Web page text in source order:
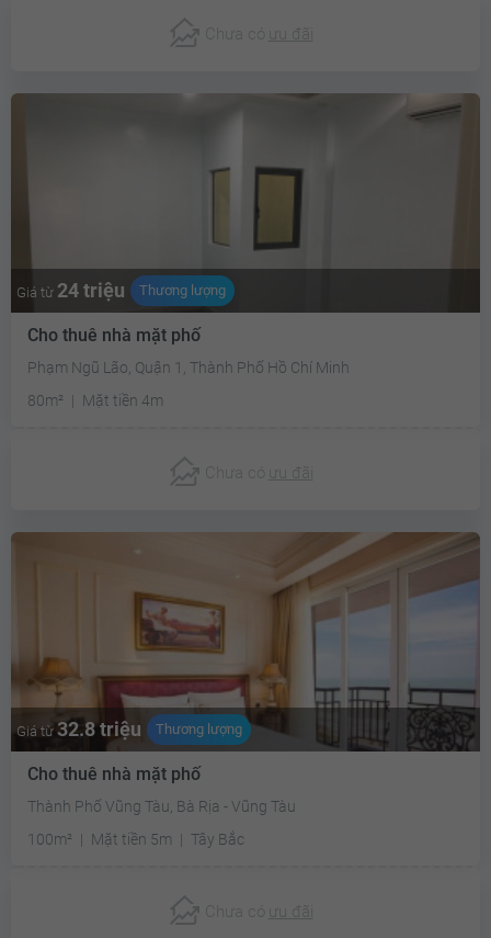
Chưa có ưu đãi
Giá từ 24 triệu Thương lượng
Cho thuê nhà mặt phố
Phạm Ngũ Lão, Quận 1, Thành Phố Hồ Chí Minh
80m²
Mặt tiền 4m
Chưa có ưu đãi
Giá từ 32.8 triệu Thương lượng
Cho thuê nhà mặt phố
Thành Phố Vũng Tàu, Bà Rịa - Vũng Tàu
100m²
Mặt tiền 5m Tây Bắc
Chưa có ưu đãi